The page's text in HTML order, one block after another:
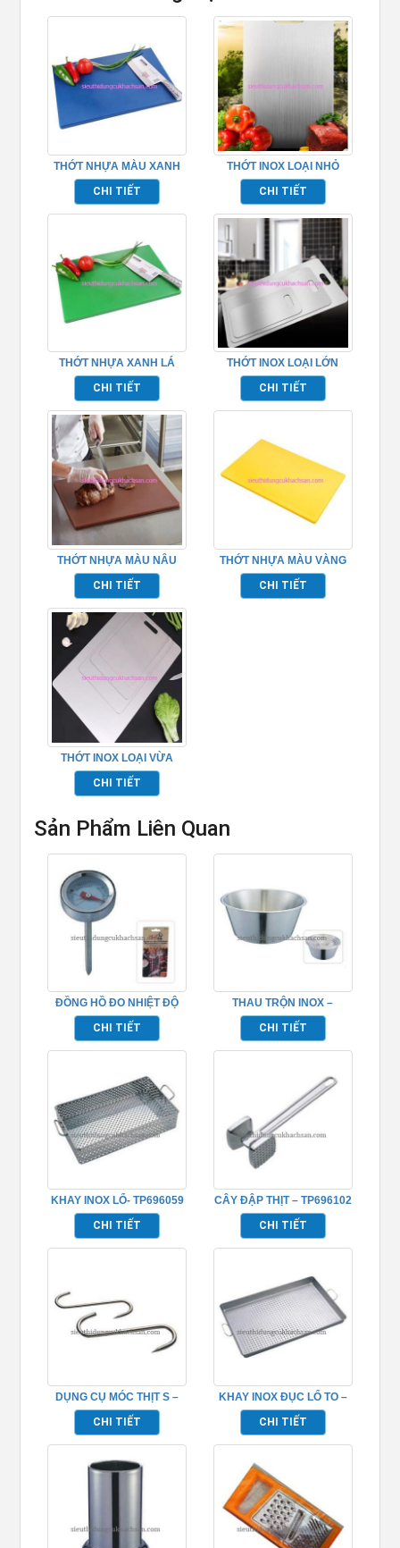
THỚT NHỰA MÀU XANH
DƯƠNG
CHI TIẾT
THỚT INOX LOẠI NHỎ
CHI TIẾT
THỚT NHỰA XANH LÁ
CHI TIẾT
THỚT INOX LOẠI LỚN
CHI TIẾT
THỚT NHỰA MÀU NÂU
CHI TIẾT
THỚT NHỰA MÀU VÀNG
CHI TIẾT
THỚT INOX LOẠI VỪA
CHI TIẾT
Sản Phẩm Liên Quan
ĐỒNG HỒ ĐO NHIỆT ĐỘ
THỨC ĂN – TP696099
CHI TIẾT
THAU TRỘN INOX –
TP696039
CHI TIẾT
KHAY INOX LỔ- TP696059
CHI TIẾT
CÂY ĐẬP THỊT – TP696102
CHI TIẾT
DỤNG CỤ MÓC THỊT S –
TP696097
CHI TIẾT
KHAY INOX ĐỤC LỔ TO –
TP696061
CHI TIẾT